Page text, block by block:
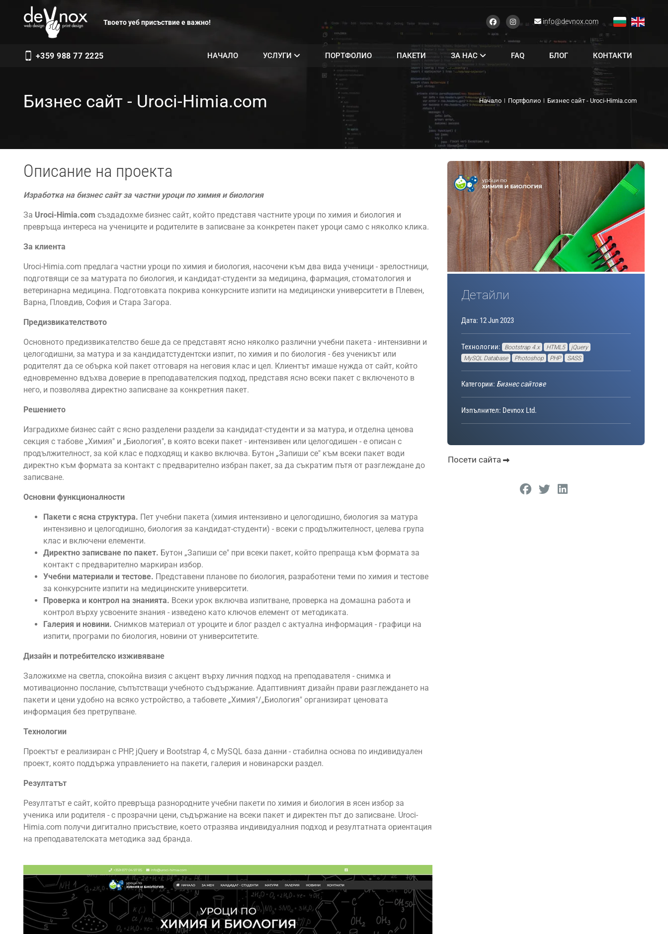
Твоето уеб присъствие е важно! info@devnox.com
+359 988 77 2225 НАЧАЛО УСЛУГИ ПОРТФОЛИО ПАКЕТИ ЗА НАС FAQ БЛОГ КОНТАКТИ
Бизнес сайт - Uroci-Himia.com Начало Портфолио Бизнес сайт - Uroci-Himia.com
Описание на проекта
Изработка на бизнес сайт за частни уроци по химия и биология
За Uroci-Himia.com създадохме бизнес сайт, който представя частните уроци по химия и биология и
превръща интереса на учениците и родителите в записване за конкретен пакет уроци само с няколко клика.
За клиента
Uroci-Himia.com предлага частни уроци по химия и биология, насочени към два вида ученици - зрелостници,
подготвящи се за матурата по биология, и кандидат-студенти за медицина, фармация, стоматология и
ветеринарна медицина. Подготовката покрива конкурсните изпити на медицински университети в Плевен,
Варна, Пловдив, София и Стара Загора.
Предизвикателството
Основното предизвикателство беше да се представят ясно няколко различни учебни пакета - интензивни и
целогодишни, за матура и за кандидатстудентски изпит, по химия и по биология - без ученикът или
родителят да се обърка кой пакет отговаря на неговия клас и цел. Клиентът имаше нужда от сайт, който
едновременно вдъхва доверие в преподавателския подход, представя ясно всеки пакет с включеното в
него, и позволява директно записване за конкретния пакет.
Решението
Изградихме бизнес сайт с ясно разделени раздели за кандидат-студенти и за матура, и отделна ценова
секция с табове „Химия" и „Биология", в която всеки пакет - интензивен или целогодишен - е описан с
продължителност, за кой клас е подходящ и какво включва. Бутон „Запиши се" към всеки пакет води
директно към формата за контакт с предварително избран пакет, за да съкратим пътя от разглеждане до
записване.
Основни функционалности
Пакети с ясна структура. Пет учебни пакета (химия интензивно и целогодишно, биология за матура
интензивно и целогодишно, биология за кандидат-студенти) - всеки с продължителност, целева група
клас и включени елементи.
Директно записване по пакет. Бутон „Запиши се" при всеки пакет, който препраща към формата за
контакт с предварително маркиран избор.
Учебни материали и тестове. Представени планове по биология, разработени теми по химия и тестове
за конкурсните изпити на медицинските университети.
Проверка и контрол на знанията. Всеки урок включва изпитване, проверка на домашна работа и
контрол върху усвоените знания - изведено като ключов елемент от методиката.
Галерия и новини. Снимков материал от уроците и блог раздел с актуална информация - графици на
изпити, програми по биология, новини от университетите.
Дизайн и потребителско изживяване
Заложихме на светла, спокойна визия с акцент върху личния подход на преподавателя - снимка и
мотивационно послание, съпътстващи учебното съдържание. Адаптивният дизайн прави разглеждането на
пакети и цени удобно на всяко устройство, а табовете „Химия"/„Биология" организират ценовата
информация без претрупване.
Технологии
Проектът е реализиран с PHP, jQuery и Bootstrap 4, с MySQL база данни - стабилна основа по индивидуален
проект, която поддържа управлението на пакети, галерия и новинарски раздел.
Резултатът
Резултатът е сайт, който превръща разнородните учебни пакети по химия и биология в ясен избор за
ученика или родителя - с прозрачни цени, съдържание на всеки пакет и директен път до записване. Uroci-
Himia.com получи дигитално присъствие, което отразява индивидуалния подход и резултатната ориентация
на преподавателската методика зад бранда.
Детайли
Дата: 12 Jun 2023
Технологии: Bootstrap 4.x HTML5
jQuery
MySQL Database
Photoshop PHP SASS
Категории: Бизнес сайтове
Изпълнител: Devnox Ltd.
Посети сайта